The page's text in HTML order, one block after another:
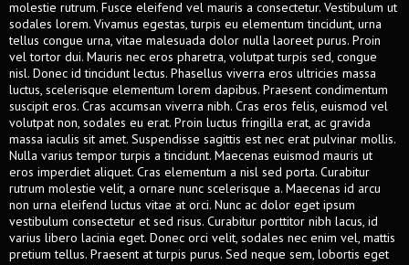
molestie rutrum. Fusce eleifend vel mauris a consectetur. Vestibulum ut
sodales lorem. Vivamus egestas, turpis eu elementum tincidunt, urna
tellus congue urna, vitae malesuada dolor nulla laoreet purus. Proin
vel tortor dui. Mauris nec eros pharetra, volutpat turpis sed, congue
nisl. Donec id tincidunt lectus. Phasellus viverra eros ultricies massa
luctus, scelerisque elementum lorem dapibus. Praesent condimentum
suscipit eros. Cras accumsan viverra nibh. Cras eros felis, euismod vel
volutpat non, sodales eu erat. Proin luctus fringilla erat, ac gravida
massa iaculis sit amet. Suspendisse sagittis est nec erat pulvinar mollis.
Nulla varius tempor turpis a tincidunt. Maecenas euismod mauris ut
eros imperdiet aliquet. Cras elementum a nisl sed porta. Curabitur
rutrum molestie velit, a ornare nunc scelerisque a. Maecenas id arcu
non urna eleifend luctus vitae at orci. Nunc ac dolor eget ipsum
vestibulum consectetur et sed risus. Curabitur porttitor nibh lacus, id
varius libero lacinia eget. Donec orci velit, sodales nec enim vel, mattis
pretium tellus. Praesent at turpis purus. Sed neque sem, lobortis eget